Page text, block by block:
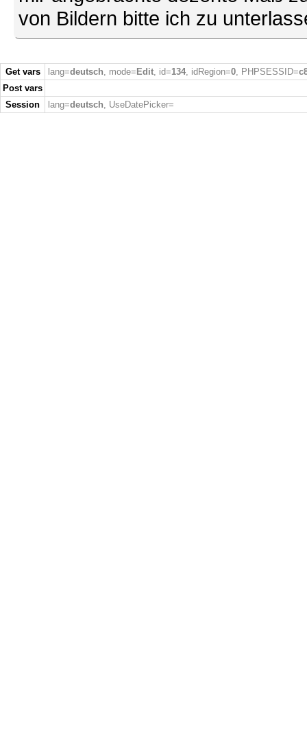
von Bildern bitte ich zu
Get vars lang=deutsch, mode= Edit, id=134, idRegion=0, PHPSESSID=
Post vars
Session
lang=deutsch, UseDatePicker=